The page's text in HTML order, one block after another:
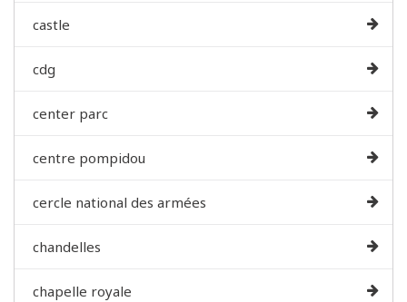
castle
cdg
center parc
centre pompidou
cercle national des armées
chandelles
chapelle royale